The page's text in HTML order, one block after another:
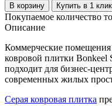
В корзину Купить в 1 клик
Покупаемое количество
Описание
Коммерческие
ковровой плитки Bonkeel
подходит для бизнес-
современных жилых
Серая ковровая плитка